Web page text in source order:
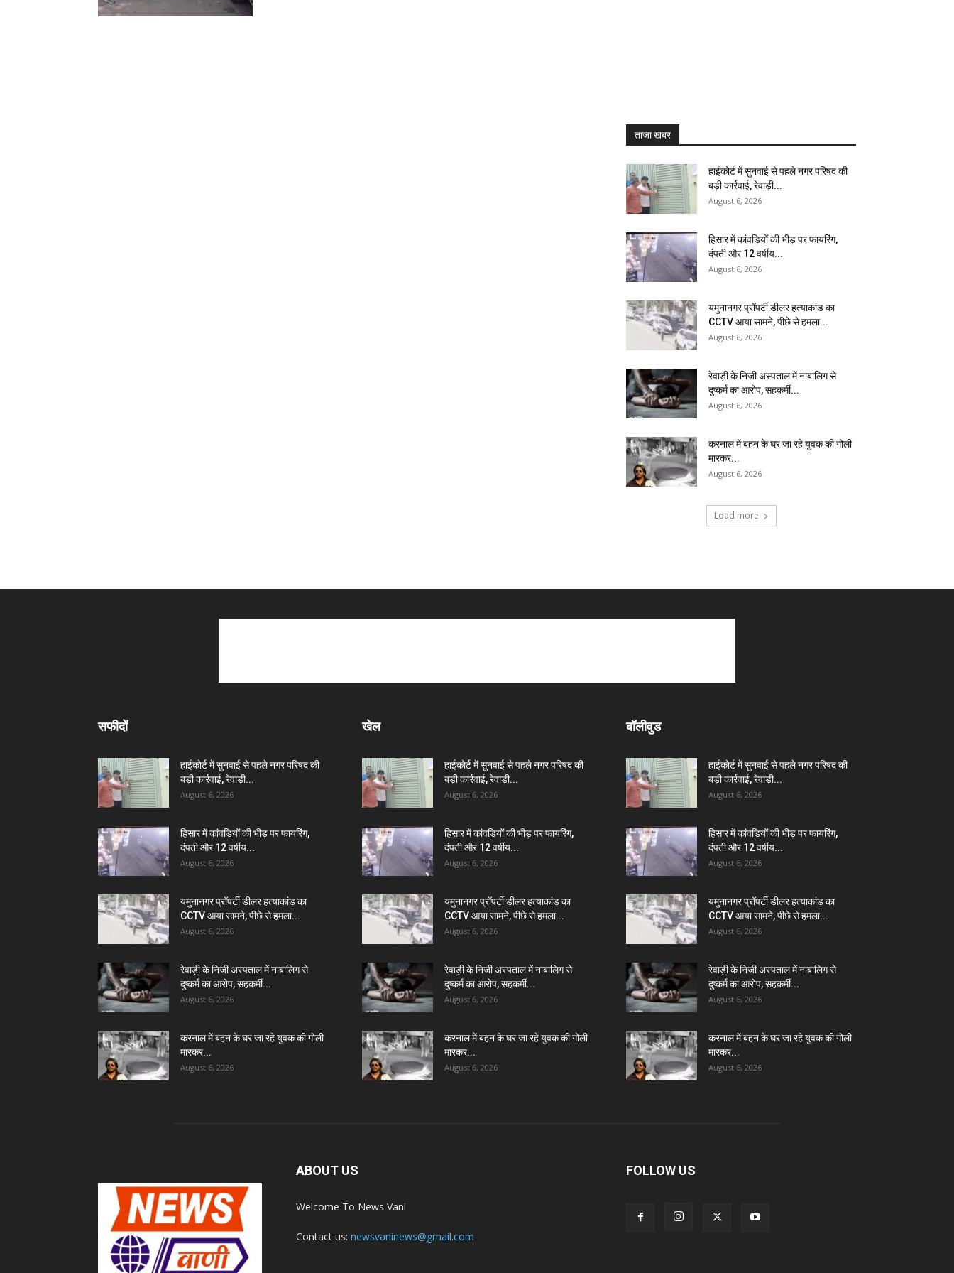
ताजा खबर
हाईकोर्ट में सुनवाई से पहले नगर परिषद की
बड़ी कार्रवाई, रेवाड़ी...
August 6, 2026
हिसार में कांवड़ियों की भीड़ पर फायरिंग,
दंपती और 12 वर्षीय...
August 6, 2026
यमुनानगर प्रॉपर्टी डीलर हत्याकांड का
CCTV आया सामने, पीछे से हमला...
August 6, 2026
रेवाड़ी के निजी अस्पताल में नाबालिग से
दुष्कर्म का आरोप, सहकर्मी...
August 6, 2026
करनाल में बहन के घर जा रहे युवक की गोली
मारकर...
August 6, 2026
Load more
सफीदों
हाईकोर्ट में सुनवाई से पहले नगर परिषद की
बड़ी कार्रवाई, रेवाड़ी...
August 6, 2026
हिसार में कांवड़ियों की भीड़ पर फायरिंग,
दंपती और 12 वर्षीय...
August 6, 2026
यमुनानगर प्रॉपर्टी डीलर हत्याकांड का
CCTV आया सामने, पीछे से हमला...
August 6, 2026
रेवाड़ी के निजी अस्पताल में नाबालिग से
दुष्कर्म का आरोप, सहकर्मी...
August 6, 2026
करनाल में बहन के घर जा रहे युवक की गोली
मारकर...
August 6, 2026
खेल
हाईकोर्ट में सुनवाई से पहले नगर परिषद की
बड़ी कार्रवाई, रेवाड़ी...
August 6, 2026
हिसार में कांवड़ियों की भीड़ पर फायरिंग,
दंपती और 12 वर्षीय...
August 6, 2026
यमुनानगर प्रॉपर्टी डीलर हत्याकांड का
CCTV आया सामने, पीछे से हमला...
August 6, 2026
रेवाड़ी के निजी अस्पताल में नाबालिग से
दुष्कर्म का आरोप, सहकर्मी...
August 6, 2026
करनाल में बहन के घर जा रहे युवक की गोली
मारकर...
August 6, 2026
बॉलीवुड
हाईकोर्ट में सुनवाई से पहले नगर परिषद की
बड़ी कार्रवाई, रेवाड़ी...
August 6, 2026
हिसार में कांवड़ियों की भीड़ पर फायरिंग,
दंपती और 12 वर्षीय...
August 6, 2026
यमुनानगर प्रॉपर्टी डीलर हत्याकांड का
CCTV आया सामने, पीछे से हमला...
August 6, 2026
रेवाड़ी के निजी अस्पताल में नाबालिग से
दुष्कर्म का आरोप, सहकर्मी...
August 6, 2026
करनाल में बहन के घर जा रहे युवक की गोली
मारकर...
August 6, 2026
ABOUT US
Welcome To News Vani
Contact us: newsvaninews@gmail.com
FOLLOW US